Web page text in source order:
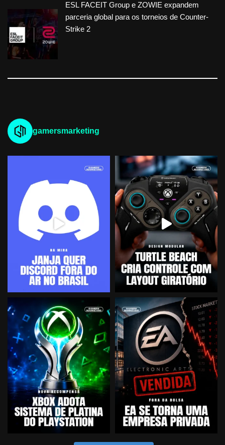
ESL FACEIT Group e ZOWIE expandem
parceria global para os torneios de Counter-
Strike 2
gamersmarketing